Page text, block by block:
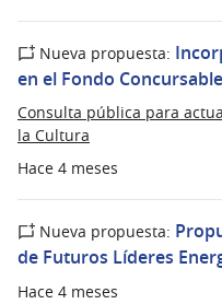
Hace 4 meses
Nueva propuesta:
en el Fondo
Consulta pública para
la Cultura
Hace 4 meses
Nueva propuesta:
de Futuros Líderes